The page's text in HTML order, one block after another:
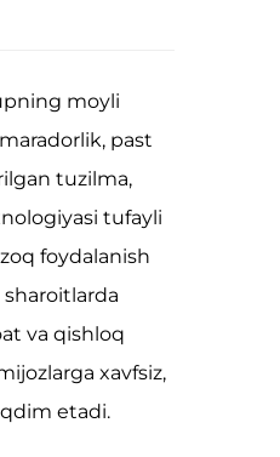
moyli
past
tuzilma,
tufayli
foydalanish
va qishloq
xavfsiz,
etadi.